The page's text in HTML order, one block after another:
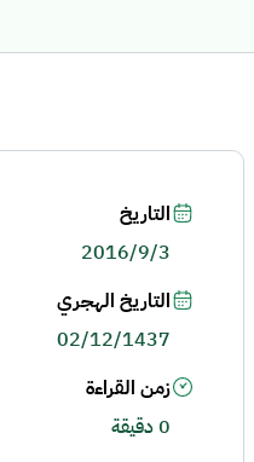
التاريخ
2016/9/3
التاريخ الهجري
02/12/1437
زمن القراءة
0 دقيقة